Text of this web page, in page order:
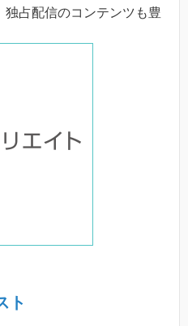
占配信のコンテンツも豊
ト